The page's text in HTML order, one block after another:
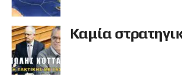
Καμία